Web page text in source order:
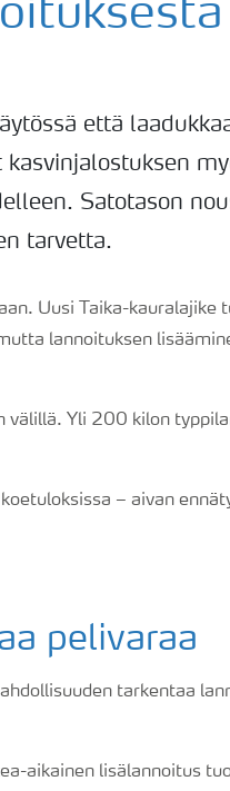
että
Satotason
tarvetta.
Uusi Taika-kauralajike
lannoituksen
Yli 200 kilon
– aivan
pelivaraa
tarkentaa
aikainen lisälannoitus